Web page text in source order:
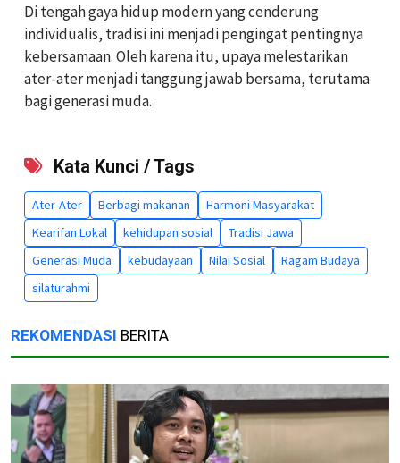
Di tengah gaya hidup modern yang cenderung
individualis, tradisi ini menjadi pengingat pentingnya
kebersamaan. Oleh karena itu, upaya melestarikan
ater-ater menjadi tanggung jawab bersama, terutama
bagi generasi muda.
Kata Kunci / Tags
Ater-Ater Berbagi makanan
Harmoni Masyarakat
Kearifan Lokal
kehidupan sosial
Tradisi Jawa
Generasi Muda
kebudayaan Nilai Sosial
Ragam Budaya
silaturahmi
REKOMENDASI BERITA